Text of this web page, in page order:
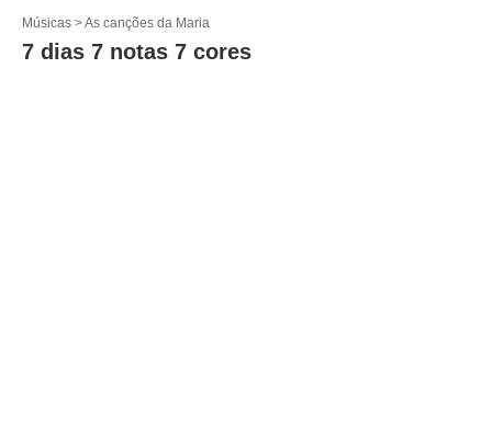
Músicas >As canções da Maria
7 dias 7 notas 7 cores